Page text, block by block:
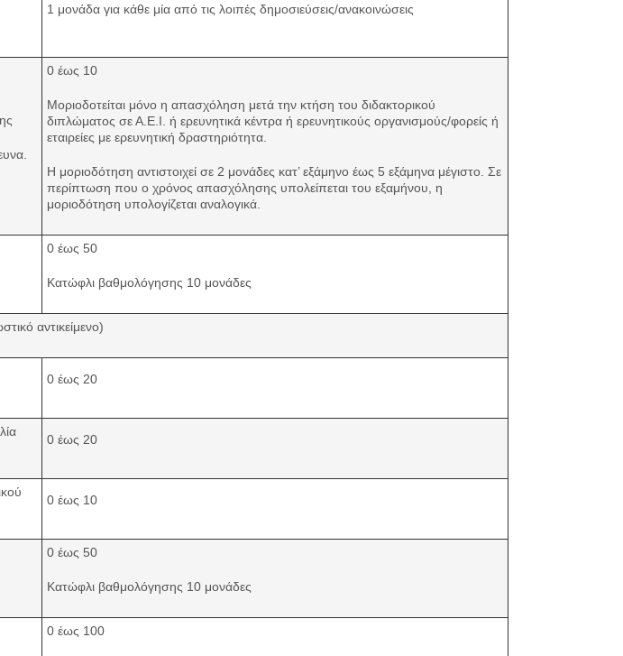
1 μονάδα για κάθε μία από τις λοιπές δημοσιεύσεις/ανακοινώσεις
0 έως 10
Μοριοδοτείται μόνο η απασχόληση μετά την κτήση του διδακτορικού
διπλώματος σε Α.Ε.Ι. ή ερευνητικά κέντρα ή ερευνητικούς οργανισμούς/φορείς ή
εταιρείες με ερευνητική δραστηριότητα.
Η μοριοδότηση αντιστοιχεί σε 2 μονάδες κατ’ εξάμηνο έως 5 εξάμηνα μέγιστο. Σε
περίπτωση που ο χρόνος απασχόλησης υπολείπεται του εξαμήνου, η
μοριοδότηση υπολογίζεται αναλογικά.
0 έως 50
Κατώφλι βαθμολόγησης 10 μονάδες
αντικείμενο)
0 έως 20
0 έως 20
0 έως 10
0 έως 50
Κατώφλι βαθμολόγησης 10 μονάδες
0 έως 100